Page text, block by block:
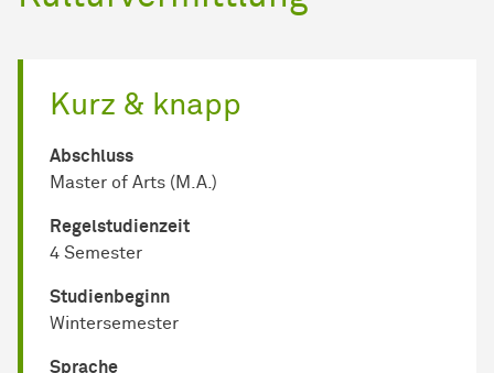
Kurz & knapp
Abschluss
Master of Arts (M.A.)
Regel­studienzeit
4 Semester
Studienbeginn
Wintersemester
Sprache